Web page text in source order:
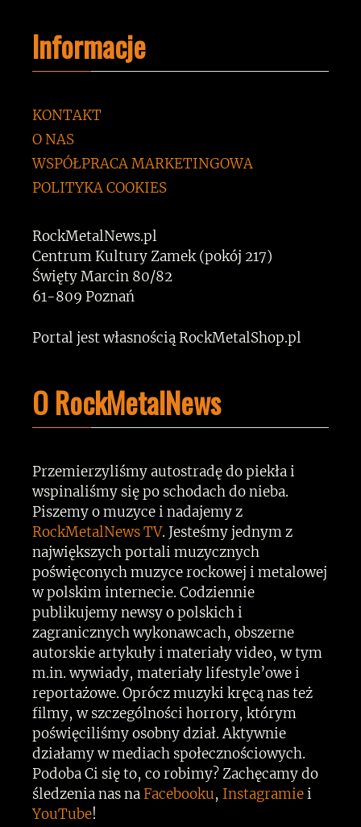
Informacje
KONTAKT
O NAS
WSPÓŁPRACA MARKETINGOWA
POLITYKA COOKIES
RockMetalNews.pl
Centrum Kultury Zamek (pokój 217)
Święty Marcin 80/82
61-809 Poznań
Portal jest własnością RockMetalShop.pl
O RockMetalNews
Przemierzyliśmy autostradę do piekła i
wspinaliśmy się po schodach do nieba.
Piszemy o muzyce i nadajemy z
RockMetalNews TV. Jesteśmy jednym z
największych portali muzycznych
poświęconych muzyce rockowej i metalowej
w polskim internecie. Codziennie
publikujemy newsy o polskich i
zagranicznych wykonawcach, obszerne
autorskie artykuły i materiały video, w tym
m.in. wywiady, materiały lifestyle’owe i
reportażowe. Oprócz muzyki kręcą nas też
filmy, w szczególności horrory, którym
poświęciliśmy osobny dział. Aktywnie
działamy w mediach społecznościowych.
Podoba Ci się to, co robimy? Zachęcamy do
śledzenia nas naFacebooku, Instagramiei
YouTube!